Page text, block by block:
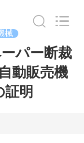
械
パー断裁
動販売機
明